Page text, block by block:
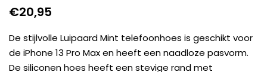
€20,95
De stijlvolle Luipaard Mint telefoonhoes is geschikt voor
de iPhone 13 Pro Max en heeft een naadloze pasvorm.
De siliconen hoes heeft een stevige rand met